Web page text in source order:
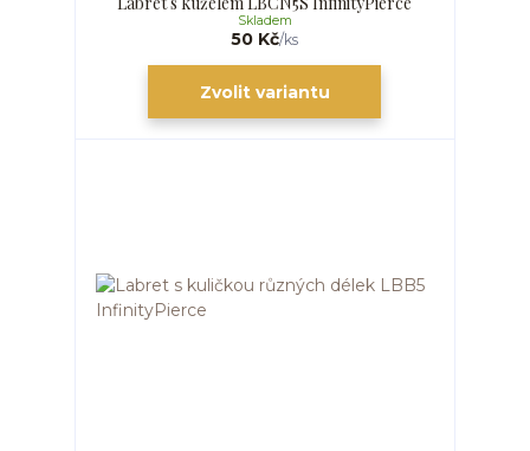
50 Kč/ks
Skladem
Zvolit variantu